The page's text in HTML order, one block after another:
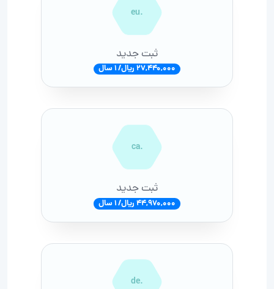
.eu
ثبت جدید
27,440,000 ریال/ 1 سال
.ca
ثبت جدید
44,970,000 ریال/ 1 سال
.de